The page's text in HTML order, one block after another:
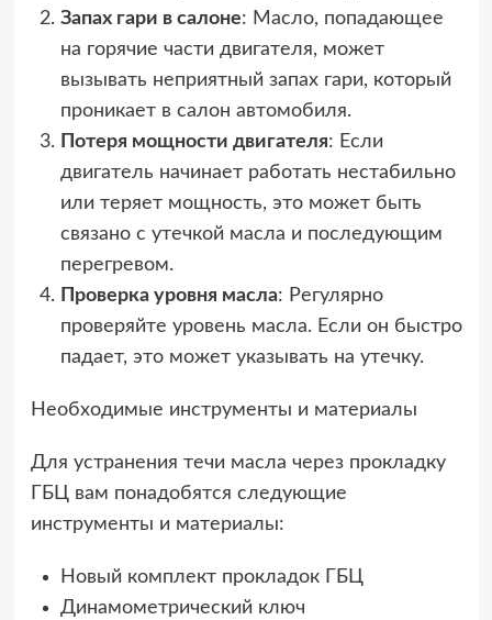
Запах гари в салоне: Масло, попадающее
на горячие части двигателя, может
вызывать неприятный запах гари, который
проникает в салон автомобиля.
Потеря мощности двигателя: Если
двигатель начинает работать нестабильно
или теряет мощность, это может быть
связано с утечкой масла и последующим
перегревом.
Проверка уровня масла: Регулярно
проверяйте уровень масла. Если он быстро
падает, это может указывать на утечку.
Необходимые инструменты и материалы
Для устранения течи масла через прокладку
ГБЦ вам понадобятся следующие
инструменты и материалы:
Новый комплект прокладок ГБЦ
Динамометрический ключ